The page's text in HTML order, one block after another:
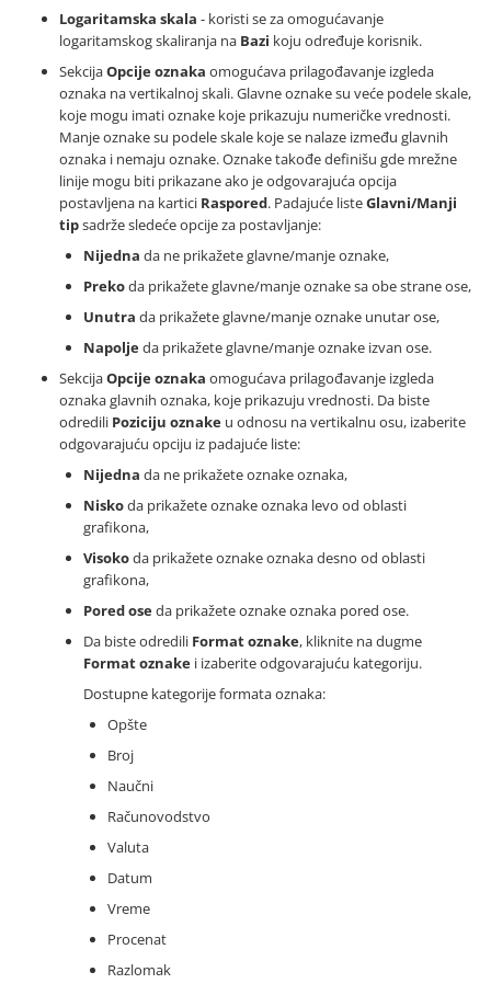
Logaritamska skala - koristi se za omogućavanje
logaritamskog skaliranja na Bazi koju određuje korisnik.
SekcijaOpcije oznaka omogućava prilagođavanje izgleda
oznaka na vertikalnoj skali. Glavne oznake su veće podele skale,
koje mogu imati oznake koje prikazuju numeričke vrednosti.
Manje oznake su podele skale koje se nalaze između glavnih
oznaka i nemaju oznake. Oznake takođe definišu gde mrežne
linije mogu biti prikazane ako je odgovarajuća opcija
postavljena na kartici Raspored. Padajuće listeGlavni/Manji
tipsadrže sledeće opcije za postavljanje:
Nijedna da ne prikažete glavne/manje oznake,
Prekoda prikažete glavne/manje oznake sa obe strane ose,
Unutra da prikažete glavne/manje oznake unutar ose,
Napoljeda prikažete glavne/manje oznake izvan ose.
SekcijaOpcije oznaka omogućava prilagođavanje izgleda
oznaka glavnih oznaka, koje prikazuju vrednosti. Da biste
odredili Poziciju oznake u odnosu na vertikalnu osu, izaberite
odgovarajuću opciju iz padajuće liste:
Nijedna da ne prikažete oznake oznaka,
Niskoda prikažete oznake oznaka levo od oblasti
grafikona,
Visokoda prikažete oznake oznaka desno od oblasti
grafikona,
Pored oseda prikažete oznake oznaka pored ose.
Da biste odredili Format oznake, kliknite na dugme
Format oznake i izaberite odgovarajuću kategoriju.
Dostupne kategorije formata oznaka:
Opšte
Broj
Naučni
Računovodstvo
Valuta
Datum
Vreme
Procenat
Razlomak